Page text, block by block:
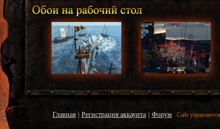
Главная Регистрация аккаунта Форум Сайт